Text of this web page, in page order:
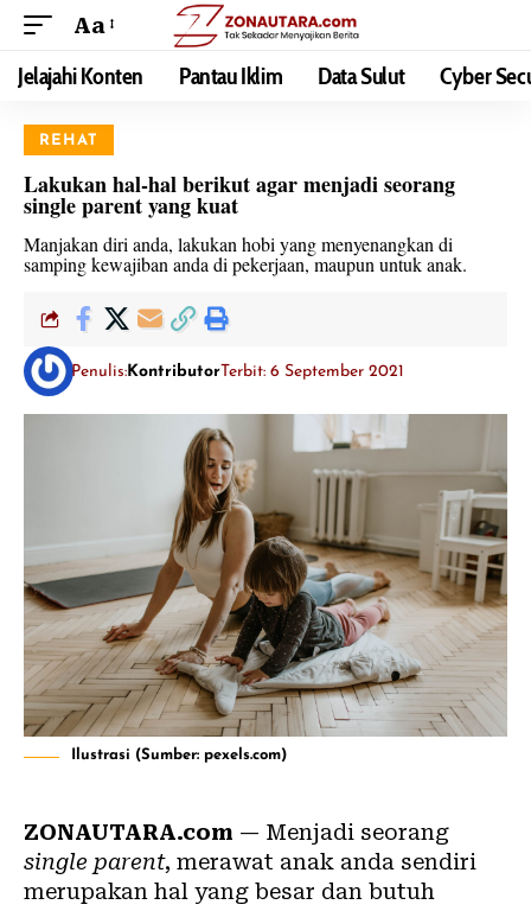
Aa
Jelajahi Konten Pantau Iklim Data Sulut Cyber
REHAT
Lakukan hal-hal berikut agar menjadi seorang
single parent yang kuat
Manjakan diri anda, lakukan hobi yang menyenangkan di
samping kewajiban anda di pekerjaan, maupun untuk anak.
Penulis: KontributorTerbit: 6 September 2021
Ilustrasi (Sumber: pexels.com)
ZONAUTARA.com — Menjadi seorang
single parent, merawat anak anda sendiri
merupakan hal yang besar dan butuh